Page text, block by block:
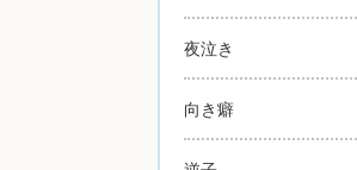
夜泣き
向き癖